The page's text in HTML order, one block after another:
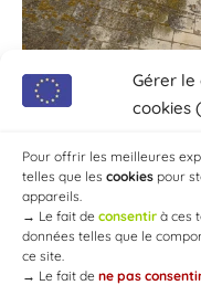
Gérer le
cookies
Pour offrir les meilleures
telles que les cookies pour
appareils.
→ Le fait de consentir à ces
données telles que le
ce site.
→ Le fait de ne pas